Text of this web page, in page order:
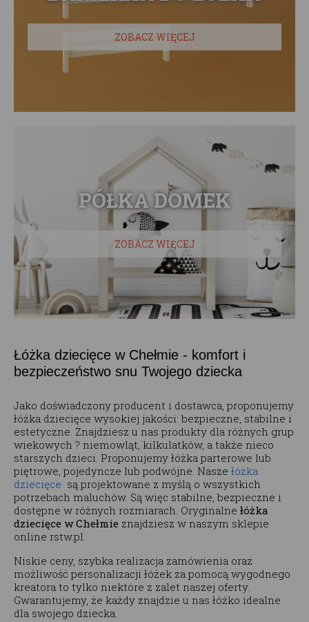
ZOBACZ WIĘCEJ
PÓŁKA DOMEK
ZOBACZ WIĘCEJ
Łóżka dziecięce w Chełmie - komfort i
bezpieczeństwo snu Twojego dziecka
Jako doświadczony producent i dostawca, proponujemy
łóżka dziecięce wysokiej jakości: bezpieczne, stabilne i
estetyczne. Znajdziesz u nas produkty dla różnych grup
wiekowych ? niemowląt, kilkulatków, a także nieco
starszych dzieci. Proponujemy łóżka parterowe lub
piętrowe, pojedyncze lub podwójne. Nasze łóżka
dziecięce są projektowane z myślą o wszystkich
potrzebach maluchów. Są więc stabilne, bezpieczne i
dostępne w różnych rozmiarach. Oryginalne łóżka
dziecięce w Chełmie znajdziesz w naszym sklepie
online rstw.pl.
Niskie ceny, szybka realizacja zamówienia oraz
możliwość personalizacji łóżek za pomocą wygodnego
kreatora to tylko niektóre z zalet naszej oferty.
Gwarantujemy, że każdy znajdzie u nas łóżko idealne
dla swojego dziecka.